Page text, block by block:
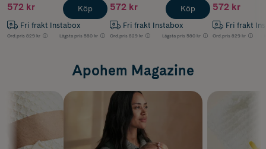
572 kr
Fri frakt Instabox
Ord.pris 829 kr Lägsta pris 580 kr
Köp 572 kr
Fri frakt Instabox
Ord.pris 829 kr Lägsta pris 580 kr
Köp 572 kr
Fri frakt
Ord.pris 829 kr
Apohem Magazine